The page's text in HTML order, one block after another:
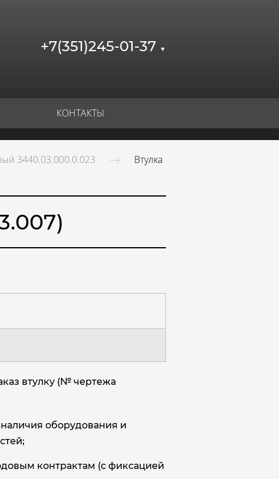
+7(351)245-01-37 ▼
КОНТАКТЫ
3440.03.000.0.023 Втулка
втулку (№ чертежа
наличия оборудования и
контрактам (с фиксацией